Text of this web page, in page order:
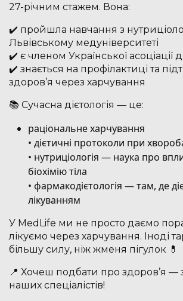
27-річним стажем. Вона:
✔️ пройшла навчання з
Львівському медуніверситеті
✔️ є членом Української асоціації
✔️ знається на профілактиці та
здоров’я через харчування
📚 Сучасна дієтологія — це:
раціональне харчування
• дієтичні протоколи при
• нутриціологія — наука про
біохімію тіла
• фармакодієтологія — там, де
лікуванням
У MedLife ми не просто даємо
лікуємо через харчування. Іноді
більшу силу, ніж жменя пігулок 💊
📍 Хочеш подбати про здоров’я —
наших спеціалістів!